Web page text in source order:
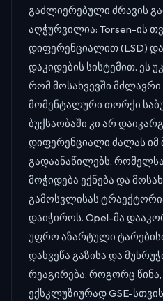
გაძლიერებული ძრავის
აღჭურვილია: Torsen-ის
დიფერენციალით (LSD)
დაკიდების სისტემით. ეს
რომ მოსახვევში
მომენტალური თორქი
ბუქსაობაში კი არ
დიფერენციალი ძალას
გადაანაწილებს,
მოჭიდება ექნება და
გამოსვლისას
დაიჭიროს. Opel-მა
უფრო აზარტული
დახვეწა გაზისა და
რეაგირება. როგორც წინა,
ექსკლუზიურად GSE-